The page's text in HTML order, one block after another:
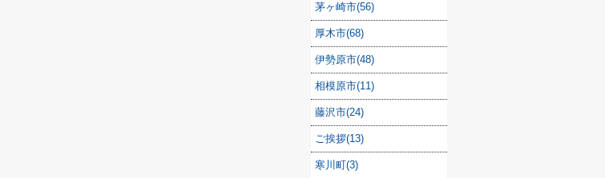
茅ヶ崎市(56)
厚木市(68)
伊勢原市(48)
相模原市(11)
藤沢市(24)
ご挨拶(13)
寒川町(3)